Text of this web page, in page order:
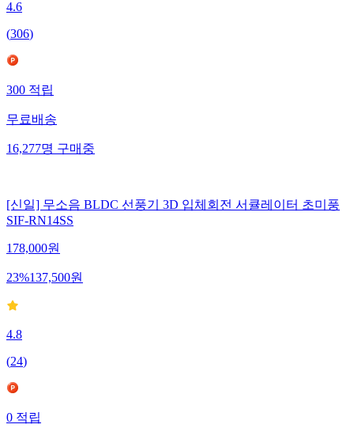
4.6
(306)
300적립
무료배송
16,277명구매중
[신일] 무소음 BLDC 선풍기 3D 입체회전 서큘레이터 초미풍
SIF-RN14SS
178,000원
23%137,500원
4.8
(24)
0적립